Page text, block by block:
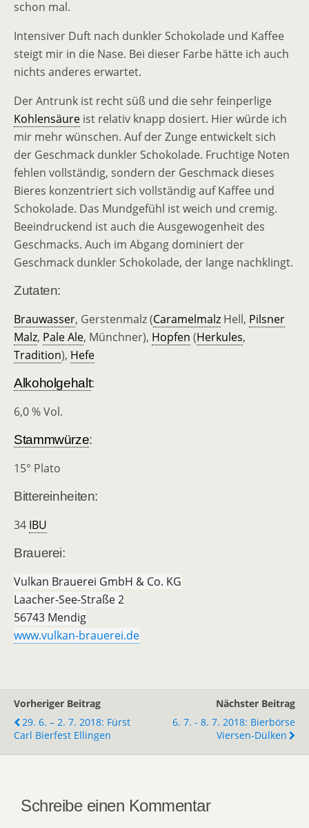
schon mal.
Intensiver Duft nach dunkler Schokolade und Kaffee
steigt mir in die Nase. Bei dieser Farbe hätte ich auch
nichts anderes erwartet.
Der Antrunk ist recht süß und die sehr feinperlige
Kohlensäure ist relativ knapp dosiert. Hier würde ich
mir mehr wünschen. Auf der Zunge entwickelt sich
der Geschmack dunkler Schokolade. Fruchtige Noten
fehlen vollständig, sondern der Geschmack dieses
Bieres konzentriert sich vollständig auf Kaffee und
Schokolade. Das Mundgefühl ist weich und cremig.
Beeindruckend ist auch die Ausgewogenheit des
Geschmacks. Auch im Abgang dominiert der
Geschmack dunkler Schokolade, der lange nachklingt.
Zutaten:
Brauwasser, Gerstenmalz (Caramelmalz Hell, Pilsner
Malz, Pale Ale, Münchner), Hopfen (Herkules,
Tradition), Hefe
Alkoholgehalt:
6,0 % Vol.
Stammwürze:
15° Plato
Bittereinheiten:
34 IBU
Brauerei:
Vulkan Brauerei GmbH & Co. KG
Laacher-See-Straße 2
56743 Mendig
www.vulkan-brauerei.de
Vorheriger Beitrag
29. 6. – 2. 7. 2018: Fürst
Carl Bierfest Ellingen
Nächster Beitrag
6. 7. - 8. 7. 2018: Bierbörse
Viersen-Dülken
Schreibe einen Kommentar